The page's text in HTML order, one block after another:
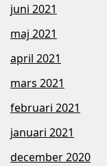
juni 2021
maj 2021
april 2021
mars 2021
februari 2021
januari 2021
december 2020